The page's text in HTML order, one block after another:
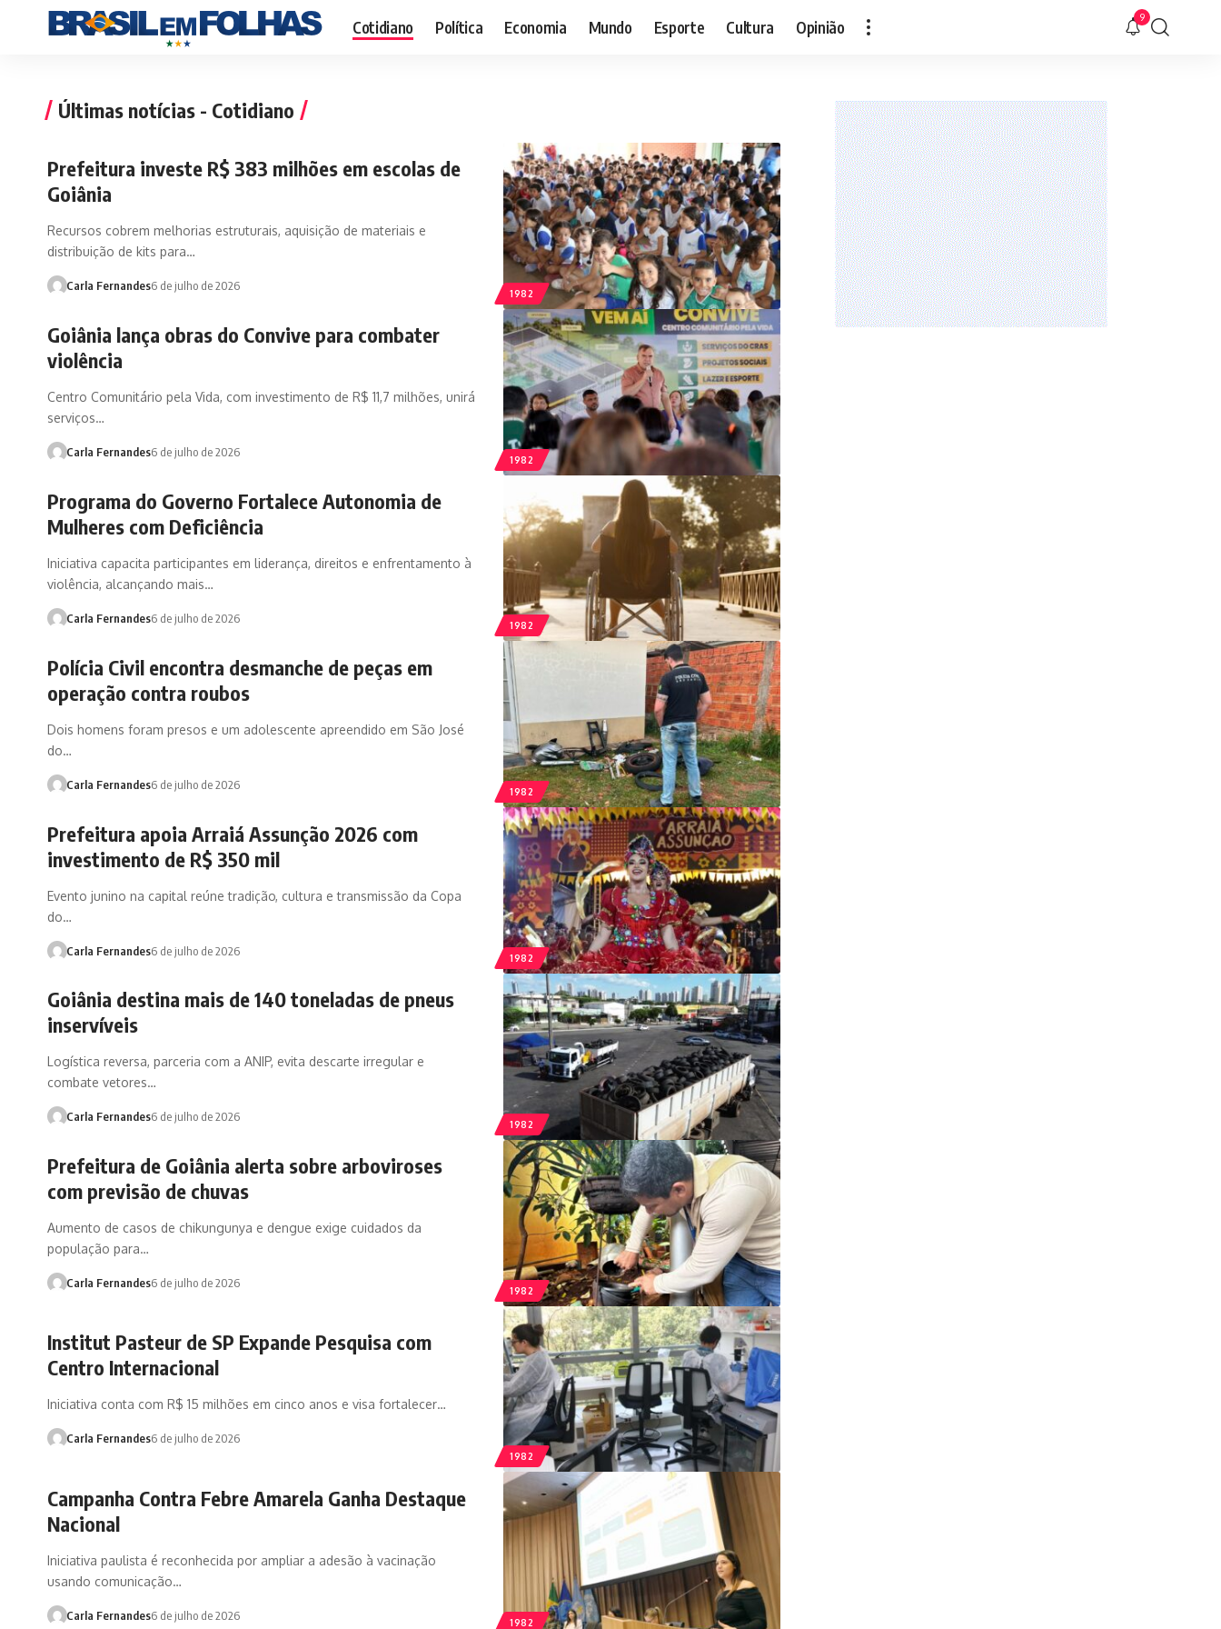
Cotidiano Política Economia Mundo Esporte Cultura Opinião 9
Últimas notícias - Cotidiano
1982
Prefeitura investe R$ 383 milhões em escolas de
Goiânia
Recursos cobrem melhorias estruturais, aquisição de materiais e
distribuição de kits para…
Carla Fernandes6 de julho de 2026
1982
Goiânia lança obras do Convive para combater
violência
Centro Comunitário pela Vida, com investimento de R$ 11,7 milhões, unirá
serviços…
Carla Fernandes6 de julho de 2026
1982
Programa do Governo Fortalece Autonomia de
Mulheres com Deficiência
Iniciativa capacita participantes em liderança, direitos e enfrentamento à
violência, alcançando mais…
Carla Fernandes6 de julho de 2026
1982
Polícia Civil encontra desmanche de peças em
operação contra roubos
Dois homens foram presos e um adolescente apreendido em São José
do…
Carla Fernandes6 de julho de 2026
1982
Prefeitura apoia Arraiá Assunção 2026 com
investimento de R$ 350 mil
Evento junino na capital reúne tradição, cultura e transmissão da Copa
do…
Carla Fernandes6 de julho de 2026
1982
Goiânia destina mais de 140 toneladas de pneus
inservíveis
Logística reversa, parceria com a ANIP, evita descarte irregular e
combate vetores…
Carla Fernandes6 de julho de 2026
1982
Prefeitura de Goiânia alerta sobre arboviroses
com previsão de chuvas
Aumento de casos de chikungunya e dengue exige cuidados da
população para…
Carla Fernandes6 de julho de 2026
1982
Institut Pasteur de SP Expande Pesquisa com
Centro Internacional
Iniciativa conta com R$ 15 milhões em cinco anos e visa fortalecer…
Carla Fernandes6 de julho de 2026
1982
Campanha Contra Febre Amarela Ganha Destaque
Nacional
Iniciativa paulista é reconhecida por ampliar a adesão à vacinação
usando comunicação…
Carla Fernandes6 de julho de 2026